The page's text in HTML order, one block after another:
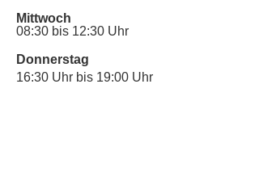
Mittwoch
08:30 bis 12:30 Uhr
Donnerstag
16:30 Uhr bis 19:00 Uhr